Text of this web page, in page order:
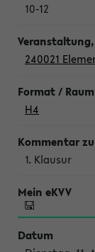
10-12
240021
H4
1. Klausur